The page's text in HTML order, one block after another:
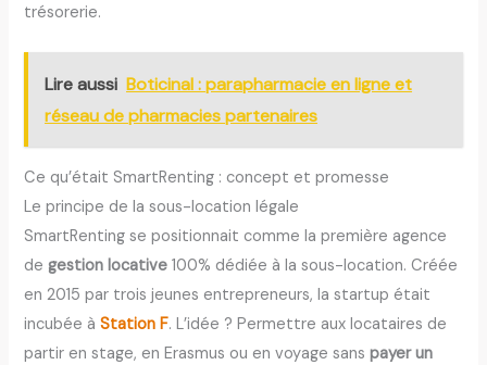
trésorerie.
Lire aussi Boticinal : parapharmacie en ligne et
réseau de pharmacies partenaires
Ce qu’était SmartRenting : concept et promesse
Le principe de la sous-location légale
SmartRenting se positionnait comme la première agence
de gestion locative 100% dédiée à la sous-location. Créée
en 2015 par trois jeunes entrepreneurs, la startup était
incubée àStation F. L’idée ? Permettre aux locataires de
partir en stage, en Erasmus ou en voyage sanspayer un